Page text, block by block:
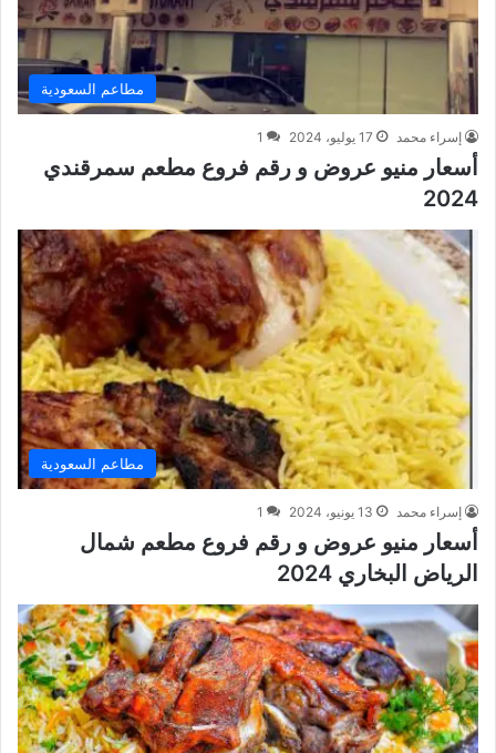
مطاعم السعودية
إسراء محمد 17 يوليو، 2024 1
أسعار منيو عروض و رقم فروع مطعم سمرقندي
2024
مطاعم السعودية
إسراء محمد 13 يونيو، 2024 1
أسعار منيو عروض و رقم فروع مطعم شمال
الرياض البخاري 2024